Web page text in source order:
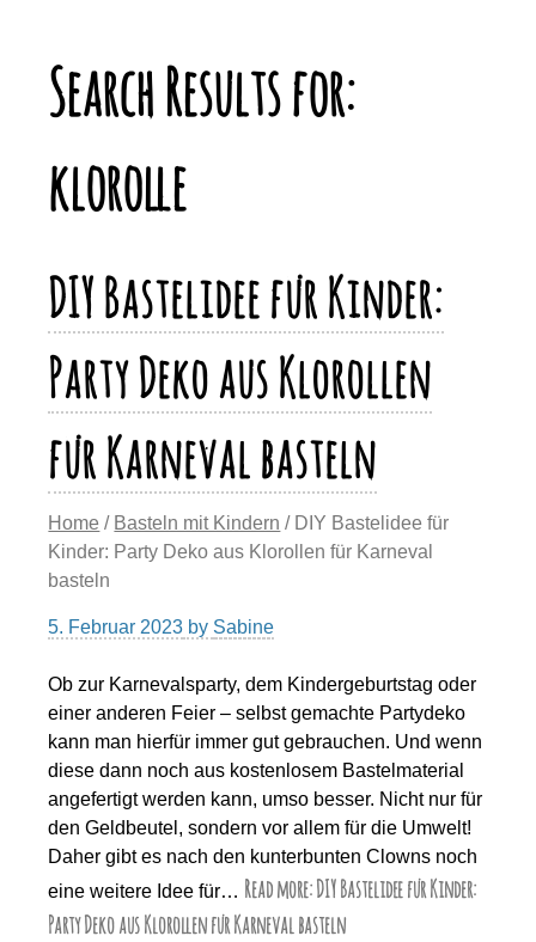
Search Results for:
klorolle
DIY Bastelidee für Kinder:
Party Deko aus Klorollen
für Karneval basteln
Home / Basteln mit Kindern / DIY Bastelidee für
Kinder: Party Deko aus Klorollen für Karneval
basteln
5. Februar 2023 by Sabine
Ob zur Karnevalsparty, dem Kindergeburtstag oder
einer anderen Feier – selbst gemachte Partydeko
kann man hierfür immer gut gebrauchen. Und wenn
diese dann noch aus kostenlosem Bastelmaterial
angefertigt werden kann, umso besser. Nicht nur für
den Geldbeutel, sondern vor allem für die Umwelt!
Daher gibt es nach den kunterbunten Clowns noch
eine weitere Idee für… Read more: DIY Bastelidee für Kinder:
Party Deko aus Klorollen für Karneval basteln